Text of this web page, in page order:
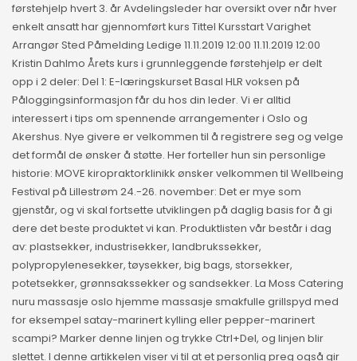
førstehjelp hvert 3. år Avdelingsleder har oversikt over når hver
enkelt ansatt har gjennomført kurs Tittel Kursstart Varighet
Arrangør Sted Påmelding Ledige 11.11.2019 12:00 11.11.2019 12:00
Kristin Dahlmo Årets kurs i grunnleggende førstehjelp er delt
opp i 2 deler: Del 1: E-læringskurset Basal HLR voksen på
Påloggingsinformasjon får du hos din leder. Vi er alltid
interessert i tips om spennende arrangementer i Oslo og
Akershus. Nye givere er velkommen til å registrere seg og velge
det formål de ønsker å støtte. Her forteller hun sin personlige
historie: MOVE kiropraktorklinikk ønsker velkommen til Wellbeing
Festival på Lillestrøm 24.-26. november: Det er mye som
gjenstår, og vi skal fortsette utviklingen på daglig basis for å gi
dere det beste produktet vi kan. Produktlisten vår består i dag
av: plastsekker, industrisekker, landbrukssekker,
polypropylenesekker, tøysekker, big bags, storsekker,
potetsekker, grønnsakssekker og sandsekker. La Moss Catering
nuru massasje oslo hjemme massasje smakfulle grillspyd med
for eksempel satay-marinert kylling eller pepper-marinert
scampi? Marker denne linjen og trykke Ctrl+Del, og linjen blir
slettet. I denne artikkelen viser vi til at et personlig preg også gir